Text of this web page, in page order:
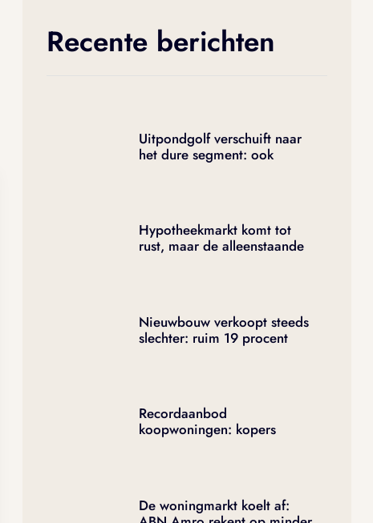
Recente berichten
Uitpondgolf verschuift naar
het dure segment: ook
Hypotheekmarkt komt tot
rust, maar de alleenstaande
Nieuwbouw verkoopt steeds
slechter: ruim 19 procent
Recordaanbod
koopwoningen: kopers
De woningmarkt koelt af: